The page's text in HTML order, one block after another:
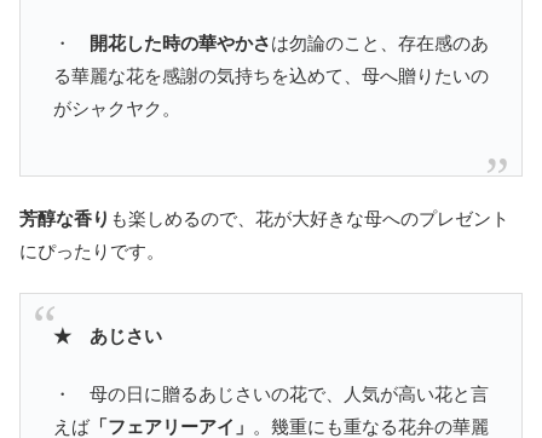
・ 開花した時の華やかさは勿論のこと、存在感のあ
る華麗な花を感謝の気持ちを込めて、母へ贈りたいの
がシャクヤク。
芳醇な香り も楽しめるので、花が大好きな母へのプレゼント
にぴったりです。
★ あじさい
・ 母の日に贈るあじさいの花で、人気が高い花と言
えば「フェアリーアイ」 。幾重にも重なる花弁の華麗